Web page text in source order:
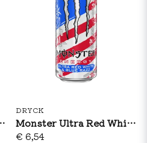
350ml
DRYCK
Monster Ultra Red White & Blue Razz 473ml
€ 6,54